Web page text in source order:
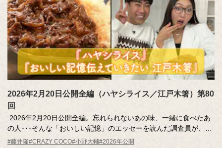
2026年2月20日公開全編（ハヤシライス／江戸木箸）第80
回
2026年2月20日公開全編。忘れられないあの味、一緒に食べたあ
の人･･･そんな「おいしい記憶」のエッセーを読んだ調査員が、記
憶さん（エッセー作者）とその味を再現。今回も元外資系CA芸人
#藤井隆#CRAZY COCO#小野大輔#2026年公開